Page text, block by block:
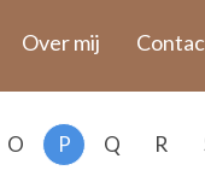
Over mij
O P Q R